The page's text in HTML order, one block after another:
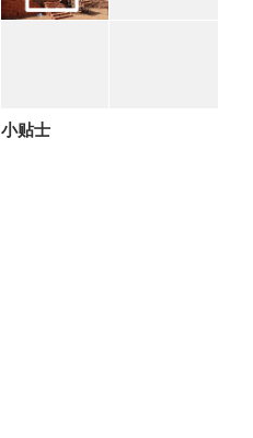
小贴士